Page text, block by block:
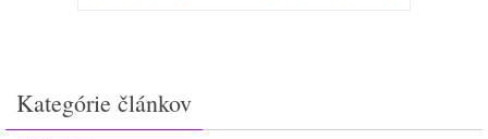
Kategórie článkov